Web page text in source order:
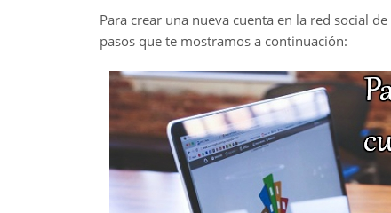
Para crear una nueva cuenta en la red social de
pasos que te mostramos a continuación: